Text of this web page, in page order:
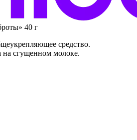
40 г
средство.
на сгущенном молоке.